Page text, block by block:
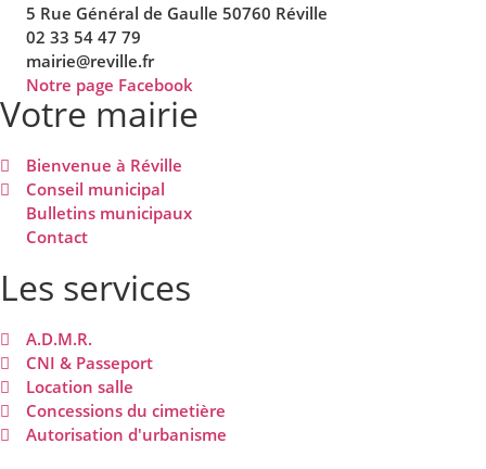
5 Rue Général de Gaulle 50760 Réville
02 33 54 47 79
mairie@reville.fr
Notre page Facebook
Votre mairie
Bienvenue à Réville
Conseil municipal
Bulletins municipaux
Contact
Les services
A.D.M.R.
CNI & Passeport
Location salle
Concessions du cimetière
Autorisation d'urbanisme